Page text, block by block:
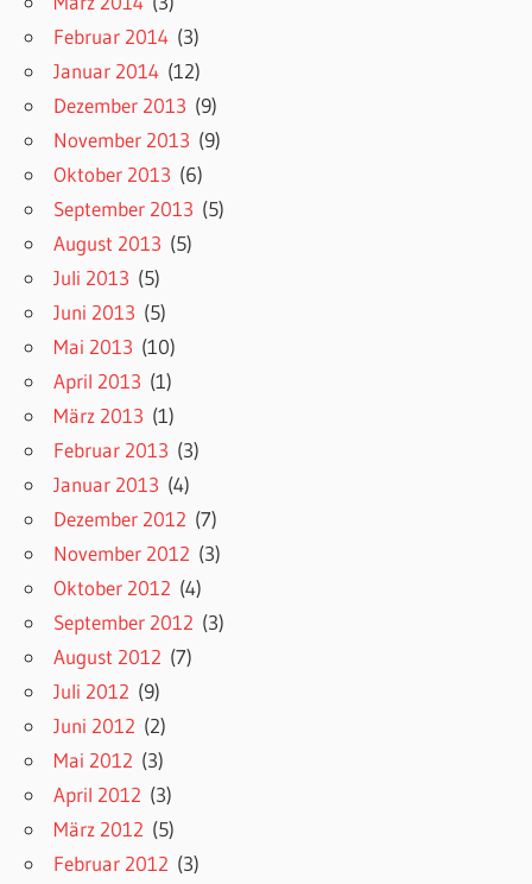
Februar 2014 (3)
Januar 2014 (12)
Dezember 2013 (9)
November 2013 (9)
Oktober 2013 (6)
September 2013 (5)
August 2013 (5)
Juli 2013 (5)
Juni 2013 (5)
Mai 2013 (10)
April 2013 (1)
März 2013 (1)
Februar 2013 (3)
Januar 2013 (4)
Dezember 2012 (7)
November 2012 (3)
Oktober 2012 (4)
September 2012 (3)
August 2012 (7)
Juli 2012 (9)
Juni 2012 (2)
Mai 2012 (3)
April 2012 (3)
März 2012 (5)
Februar 2012 (3)